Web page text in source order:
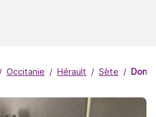
Occitanie Hérault Sète